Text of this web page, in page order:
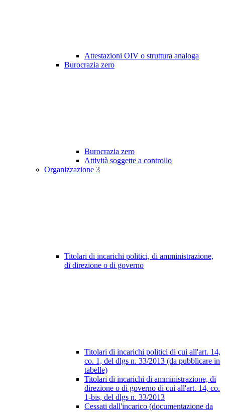
Attestazioni OIV o struttura analoga
Burocrazia zero
Burocrazia zero
Attività soggette a controllo
Organizzazione 3
Titolari di incarichi politici, di amministrazione,
di direzione o di governo
Titolari di incarichi politici di cui all'art. 14,
co. 1, del dlgs n. 33/2013 (da pubblicare in
tabelle)
Titolari di incarichi di amministrazione, di
direzione o di governo di cui all'art. 14, co.
1-bis, del dlgs n. 33/2013
Cessati dall'incarico (documentazione da